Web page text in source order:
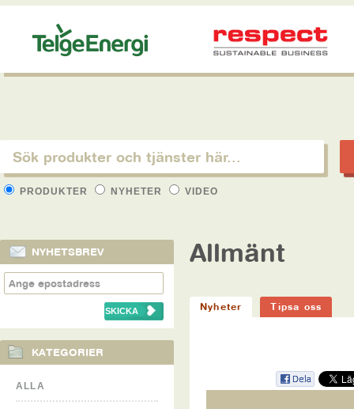
PRODUKTER NYHETER VIDEO
NYHETSBREV
KATEGORIER
ALLA
Allmänt
Nyheter Tipsa oss